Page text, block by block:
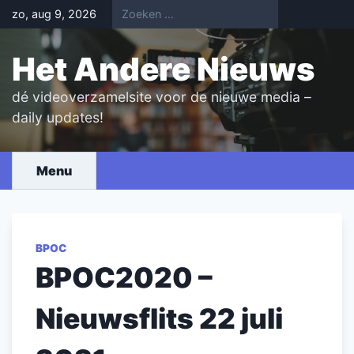
Skip
to
content
zo, aug 9, 2026
Het Andere Nieuws
dé videoverzamelsite voor de nieuwe media –
daily updates!
Menu
BPOC
BPOC2020 –
Nieuwsflits 22 juli